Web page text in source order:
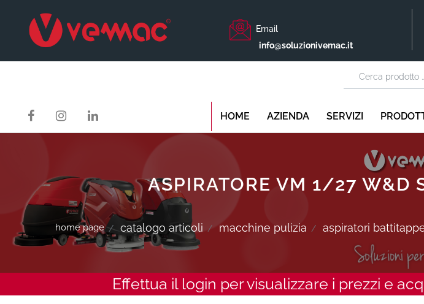
Email
info@soluzionivemac.it
HOME AZIENDA SERVIZI
ASPIRATORE VM 1/27 W&D
home page catalogo articoli macchine pulizia aspiratori
Effettua il login per visualizzare i prezzi e